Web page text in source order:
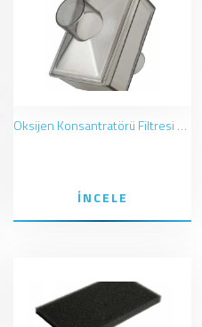
Oksijen Konsantratörü Filtresi Pall Filtre Çeşitleri
İNCELE